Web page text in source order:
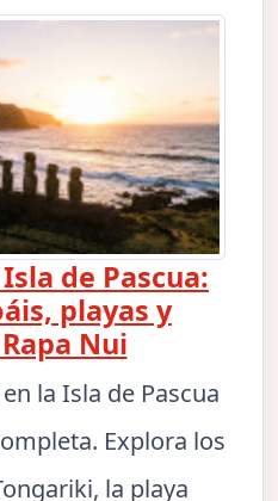
de Pascua:
playas y
Nui
la Isla de Pascua
Explora los
la playa